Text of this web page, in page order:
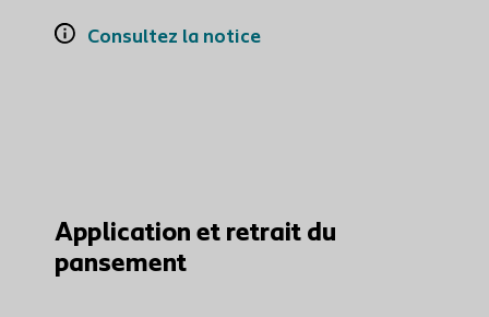
Consultez la notice
Application et retrait du
pansement